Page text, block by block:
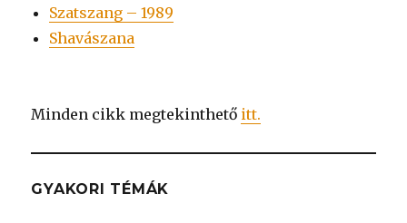
Szatszang – 1989
Shavászana
Minden cikk megtekinthető itt.
GYAKORI TÉMÁK